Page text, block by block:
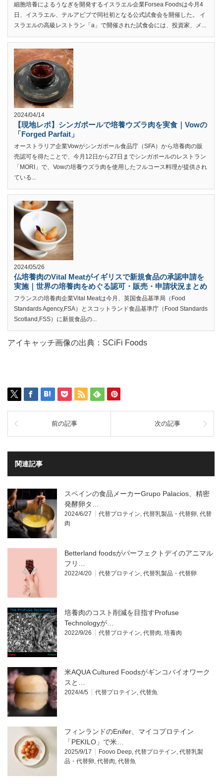
細胞培養によるうなぎを開発するイスラエル企業Forsea Foodsは今月4
日、イスラエル、テルアビブで同社初となる公式試食会を開催した。 イ
スラエルの高級レストラン「a」で開催された試食会には、投資家、メ...
2024/04/14
【現地レポ】シンガポールで培養ウズラ肉を実食｜Vowの
「Forged Parfait」
オーストラリア企業Vowがシンガポール食品庁（SFA）から培養肉の販
売認可を得たことで、今月12日から27日までシンガポールのレストラン
「MORI」で、Vowの培養ウズラ肉を使用したフルコース料理が提供され
ている...
2024/05/26
仏培養肉のVital Meatがイギリスで新規食品の承認申請を
実施｜世界の培養肉をめぐる認可・販売・申請状況まとめ
フランスの培養肉企業Vital Meatは今月、英国食品基準局（Food
Standards Agency,FSA）とスコットランド食品基準庁（Food Standards
Scotland,FSS）に新規食品の...
アイキャッチ画像の出典：SCiFi Foods
前の記事 次の記事
関連記事
スペインの食品メーカーGrupo Palacios、精密
発酵卵タ…
2024/6/27 代替プロテイン 代替乳製品・代替卵 代替
肉
Betterland foodsがパーフェクトデイのアニマル
フリ…
2022/4/20 代替プロテイン 代替乳製品・代替卵
培養肉のコスト削減を目指すProfuse
Technologyが…
2022/9/26 代替プロテイン 代替肉 培養肉
米AQUA Cultured Foodsがギンコバイオワーク
スと…
2024/4/5 代替プロテイン 代替魚
フィンランドのEnifer、マイコプロテイン
「PEKILO」で米…
2025/9/17 Foovo Deep 代替プロテイン 代替乳製
品・代替卵 代替肉 代替魚